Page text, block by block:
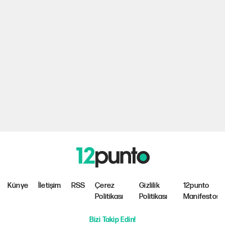
Künye İletişim RSS
Çerez
Politikası
Gizlilik
Politikası
12punto
Manifestosu
Bizi Takip Edin!